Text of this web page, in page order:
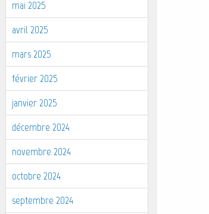
mai 2025
avril 2025
mars 2025
février 2025
janvier 2025
décembre 2024
novembre 2024
octobre 2024
septembre 2024